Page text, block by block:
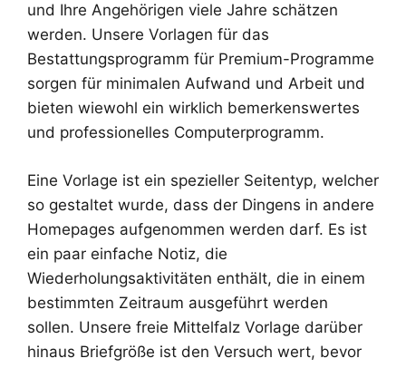
und Ihre Angehörigen viele Jahre schätzen
werden. Unsere Vorlagen für das
Bestattungsprogramm für Premium-Programme
sorgen für minimalen Aufwand und Arbeit und
bieten wiewohl ein wirklich bemerkenswertes
und professionelles Computerprogramm.
Eine Vorlage ist ein spezieller Seitentyp, welcher
so gestaltet wurde, dass der Dingens in andere
Homepages aufgenommen werden darf. Es ist
ein paar einfache Notiz, die
Wiederholungsaktivitäten enthält, die in einem
bestimmten Zeitraum ausgeführt werden
sollen. Unsere freie Mittelfalz Vorlage darüber
hinaus Briefgröße ist den Versuch wert, bevor